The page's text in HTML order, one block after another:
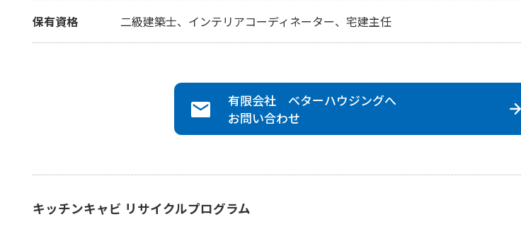
保有資格 二級建築士、インテリアコーディネーター、宅建主任
有限会社 ベターハウジングへ
お問い合わせ
キッチンキャビ リサイクルプログラム